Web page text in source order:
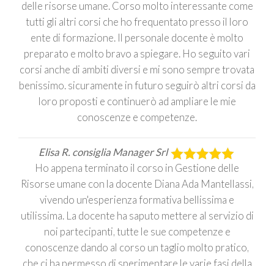
delle risorse umane. Corso molto interessante come
tutti gli altri corsi che ho frequentato presso il loro
ente di formazione. Il personale docente è molto
preparato e molto bravo a spiegare. Ho seguito vari
corsi anche di ambiti diversi e mi sono sempre trovata
benissimo. sicuramente in futuro seguirò altri corsi da
loro proposti e continuerò ad ampliare le mie
conoscenze e competenze.
Elisa R. consiglia Manager Srl
Ho appena terminato il corso in Gestione delle
Risorse umane con la docente Diana Ada Mantellassi,
vivendo un'esperienza formativa bellissima e
utilissima. La docente ha saputo mettere al servizio di
noi partecipanti, tutte le sue competenze e
conoscenze dando al corso un taglio molto pratico,
che ci ha permesso di sperimentare le varie fasi della